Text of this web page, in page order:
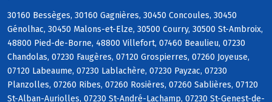
30160 Bessèges, 30160 Gagnières, 30450 Concoules, 30450
Génolhac, 30450 Malons-et-Elze, 30500 Courry, 30500 St-Ambroix,
48800 Pied-de-Borne, 48800 Villefort, 07460 Beaulieu, 07230
Chandolas, 07230 Faugères, 07120 Grospierres, 07260 Joyeuse,
07120 Labeaume, 07230 Lablachère, 07230 Payzac, 07230
Planzolles, 07260 Ribes, 07260 Rosières, 07260 Sablières, 07120
St-Alban-Auriolles, 07230 St-André-Lachamp, 07230 St-Genest-de-